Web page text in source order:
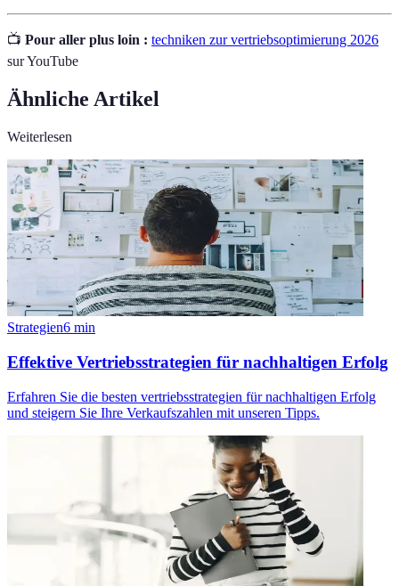
📺 Pour aller plus loin : techniken zur vertriebsoptimierung 2026
sur YouTube
Ähnliche Artikel
Weiterlesen
Strategien6 min
Effektive Vertriebsstrategien für nachhaltigen Erfolg
Erfahren Sie die besten vertriebsstrategien für nachhaltigen Erfolg
und steigern Sie Ihre Verkaufszahlen mit unseren Tipps.